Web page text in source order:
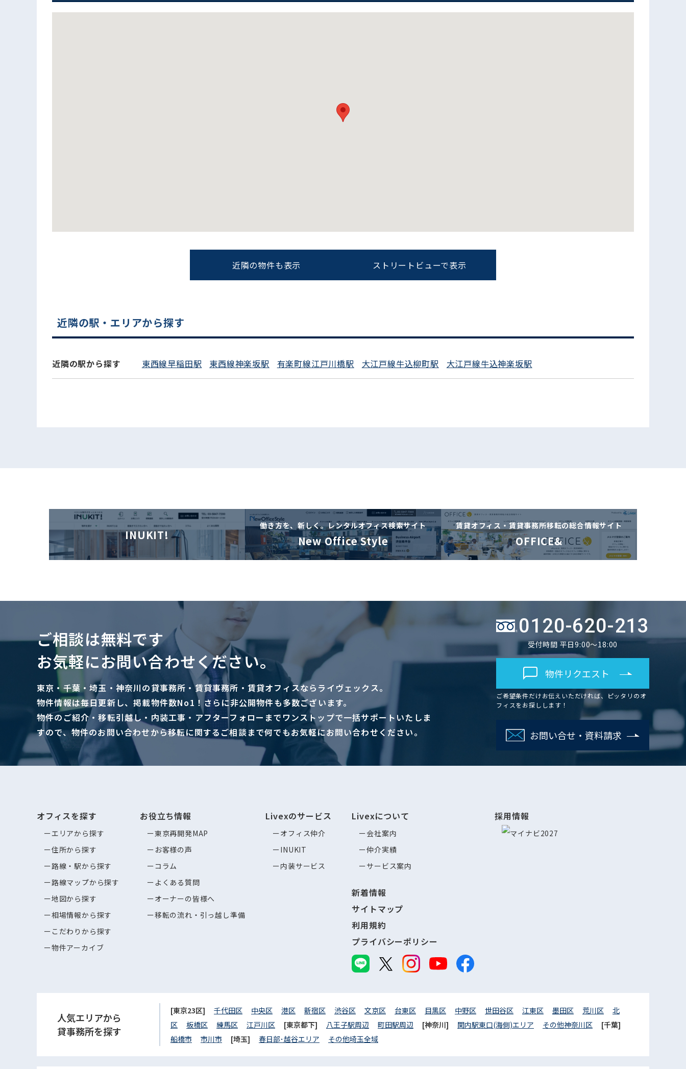
スムーズにご案内できます
近隣の物件も表示 ストリートビューで表示
近隣の駅・エリアから探す
近隣の駅から探す 東西線早稲田駅 東西線神楽坂駅 有楽町線江戸川橋駅 大江戸線牛込柳町駅 大江戸線牛込神楽坂駅
INUKIT!
働き方を、新しく。レンタルオフィス検索サイト
New Office Style
賃貸オフィス・賃貸事務所移転の総合情報サイト
OFFICE&
ご相談は無料です
お気軽にお問い合わせください。
東京・千葉・埼玉・神奈川の貸事務所・賃貸事務所・賃貸オフィスならライヴェックス。
物件情報は毎日更新し、掲載物件数No1！さらに非公開物件も多数ございます。
物件のご紹介・移転引越し・内装工事・アフターフォローまでワンストップで一括サポートいたしま
すので、物件のお問い合わせから移転に関するご相談まで何でもお気軽にお問い合わせください。
0120-620-213
受付時間 平日9:00～18:00
物件リクエスト
ご希望条件だけお伝えいただければ、ピッタリのオ
フィスをお探しします！
お問い合せ・資料請求
オフィスを探す
エリアから探す
住所から探す
路線・駅から探す
路線マップから探す
地図から探す
相場情報から探す
こだわりから探す
物件アーカイブ
お役立ち情報
東京再開発MAP
お客様の声
コラム
よくある質問
オーナーの皆様へ
移転の流れ・引っ越し準備
Livexのサービス
オフィス仲介
INUKIT
内装サービス
Livexについて
会社案内
仲介実績
サービス案内
新着情報
サイトマップ
利用規約
プライバシーポリシー
採用情報
人気エリアから
貸事務所を探す
[東京23区] 千代田区 中央区 港区 新宿区 渋谷区 文京区 台東区 目黒区 中野区 世田谷区 江東区 墨田区 荒川区
北
区
板橋区 練馬区 江戸川区 [東京都下] 八王子駅周辺 町田駅周辺 [神奈川] 関内駅東口(海側)エリア その他神奈川区
[千葉]
船橋市
市川市 [埼玉] 春日部･越谷エリア その他埼玉全域